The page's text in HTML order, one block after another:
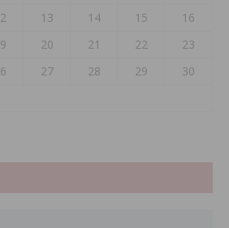
13 14 15
16
20 21 22
23
27 28 29
30